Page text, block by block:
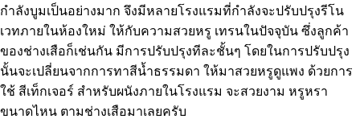
กำลังบูมเป็นอย่างมาก จึงมีหลายโรงแรมที่กำลังจะปรับปรุงรีโน
เวทภายในห้องใหม่ ให้กับความสวยหรู เทรนในปัจจุบัน ซึ่งลูกค้า
ของช่างเสือก็เช่นกัน มีการปรับปรุงทีละชั้นๆ โดยในการปรับปรุง
นั้นจะเปลี่ยนจากการทาสีน้ำธรรมดา ให้มาสวยหรูดูแพง ด้วยการ
ใช้ สีเท็กเจอร์ สำหรับผนังภายในโรงแรม จะสวยงาม หรูหรา
ขนาดไหน ตามช่างเสือมาเลยครับ